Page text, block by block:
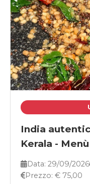
India
Kerala -
Data: 29/09/2026
Prezzo: € 75,00